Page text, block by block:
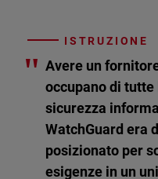
ISTRUZIONE
" Avere un
occupano di
sicurezza
WatchGuard era
posizionato per
esigenze in un